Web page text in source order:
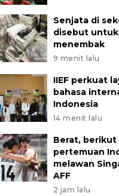
Senjata di
disebut
menembak
9 menit lalu
IIEF perkuat
bahasa
Indonesia
14 menit lalu
Berat, berikut
pertemuan
melawan
AFF
2 jam lalu